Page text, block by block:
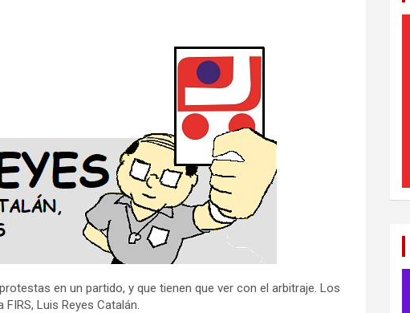
en un partido, y que tienen que ver con el arbitraje. Los
Luis Reyes Catalán.